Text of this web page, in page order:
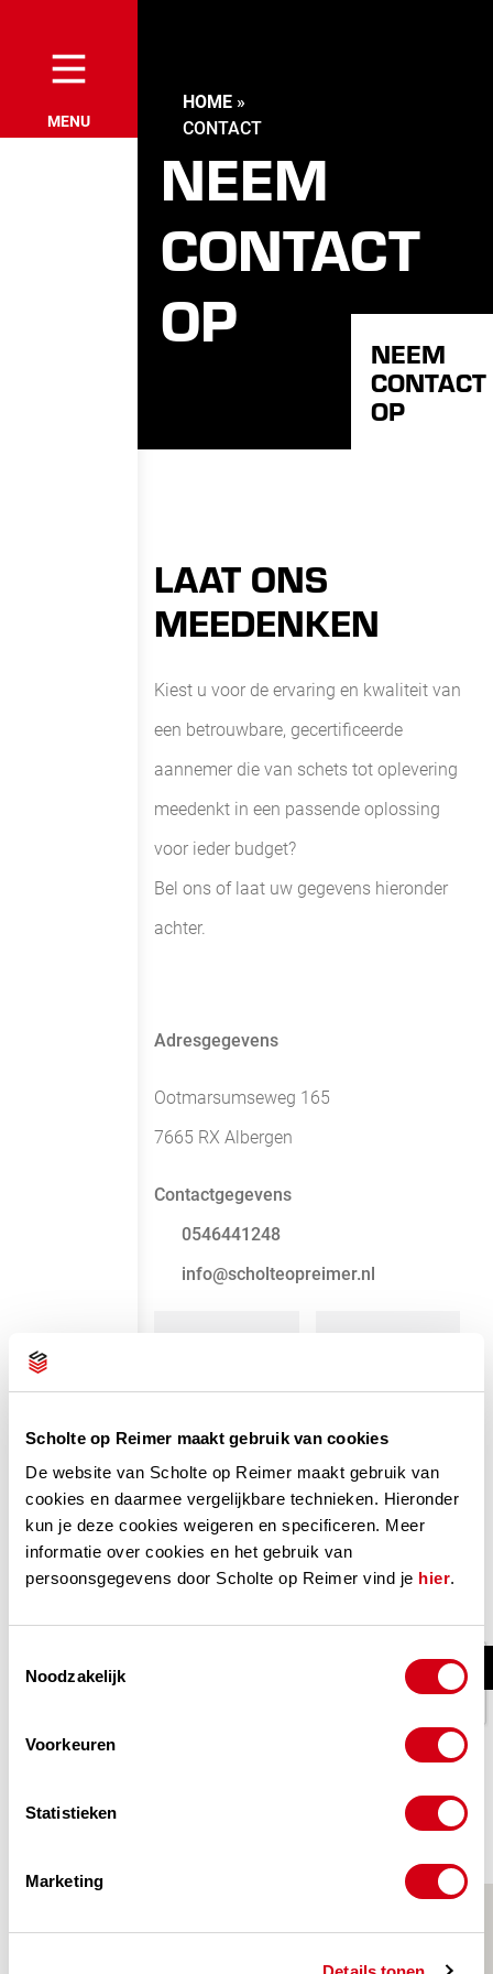
Scholte op Reimer maakt gebruik van cookies
De website van Scholte op Reimer maakt gebruik van
cookies en daarmee vergelijkbare technieken. Hieronder
kun je deze cookies weigeren en specificeren. Meer
informatie over cookies en het gebruik van
persoonsgegevens door Scholte op Reimer vind je hier.
Noodzakelijk
Voorkeuren
Statistieken
Marketing
HOME »
CONTACT
NEEM
CONTACT
OP
NEEM
CONTACT
OP
LAAT ONS
MEEDENKEN
Kiest u voor de ervaring en kwaliteit van
een betrouwbare, gecertificeerde
aannemer die van schets tot oplevering
meedenkt in een passende oplossing
voor ieder budget?
Bel ons of laat uw gegevens hieronder
achter.
Adresgegevens
Ootmarsumseweg 165
7665 RX Albergen
Contactgegevens
0546441248
info@scholteopreimer.nl